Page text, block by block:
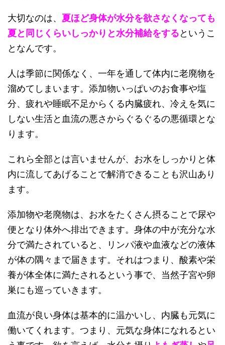
大切なのは、 夏ほど身体が水分を欲さなくなっても
夏と同じくらいしっかりと水分補給をするというこ
となんです。
人は季節に関係なく、一年を通して体内に老廃物を
溜めてしまいます。添加物いっぱいのお食事や塩
分、疲れや睡眠不足からくる内臓疲れ、冷えを気に
しない生活と血流の悪さからぐるぐるの悪循環とな
ります。
これら全部とは言いませんが、お水をしっかりと体
内に流してあげることで解消できることも沢山あり
ます。
添加物や老廃物は、お水をたくさん摂ることで尿や
便となり体外へ排出できます。身体の中が充分な水
分で満たされていると、リンパ液や血液などの液体
が体の隅々まで届きます。それはつまり、酸素や栄
養が体全体に満たされるという事で、当然子宮や卵
巣にも巡っていきます。
血流が良い身体は基本的に温かいし、内臓も元気に
働いてくれます。つまり、元気な身体になれるとい